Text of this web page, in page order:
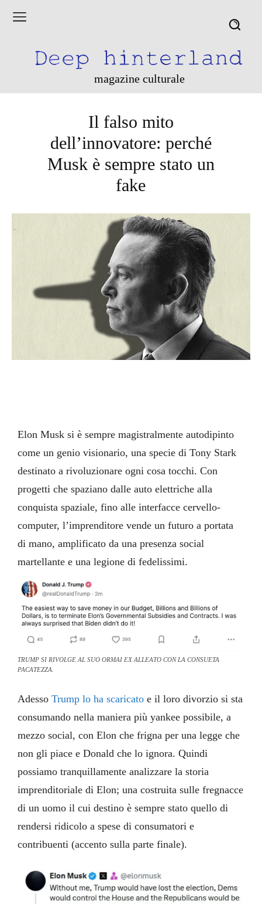
magazine culturale
Il falso mito
dell’innovatore: perché
Musk è sempre stato un
fake
Elon Musk si è sempre magistralmente autodipinto
come un genio visionario, una specie di Tony Stark
destinato a rivoluzionare ogni cosa tocchi. Con
progetti che spaziano dalle auto elettriche alla
conquista spaziale, fino alle interfacce cervello-
computer, l’imprenditore vende un futuro a portata
di mano, amplificato da una presenza social
martellante e una legione di fedelissimi.
TRUMP SI RIVOLGE AL SUO ORMAI EX ALLEATO CON LA CONSUETA
PACATEZZA.
AdessoTrump lo ha scaricato e il loro divorzio si sta
consumando nella maniera più yankee possibile, a
mezzo social, con Elon che frigna per una legge che
non gli piace e Donald che lo ignora. Quindi
possiamo tranquillamente analizzare la storia
imprenditoriale di Elon; una costruita sulle fregnacce
di un uomo il cui destino è sempre stato quello di
rendersi ridicolo a spese di consumatori e
contribuenti (accento sulla parte finale).